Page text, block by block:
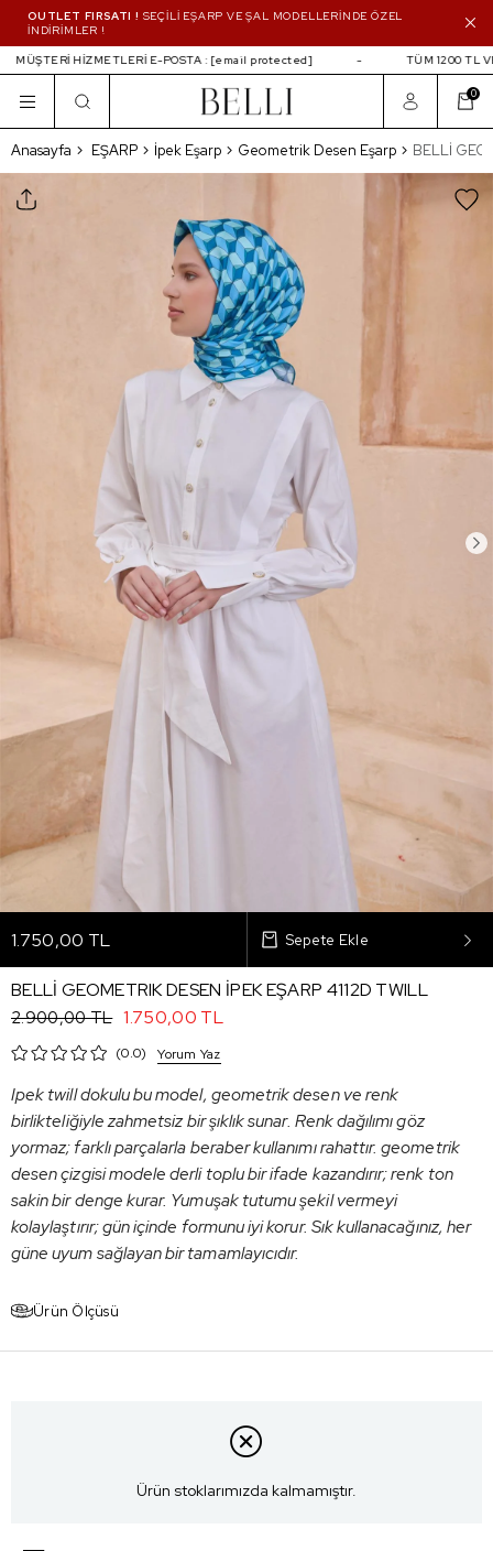
OUTLET FIRSATI ! SEÇİLİ EŞARP VE ŞAL MODELLERİNDE ÖZEL
İNDİRİMLER !
MÜŞTERİ HİZMETLERİ E-POSTA :[email protected] TÜM 1200 TL
0
BELLİ GEOMETRIK DESEN İPEK EŞARP
Anasayfa EŞARP İpek Eşarp Geometrik Desen Eşarp BELLİ
1.750,00 TL
BELLİ GEOMETRIK DESEN İPEK EŞARP 4112D TWILL
2.900,00 TL 1.750,00 TL
0.0 Yorum Yaz
Ipek twill dokulu bu model, geometrik desen ve renk
birlikteliğiyle zahmetsiz bir şıklık sunar. Renk dağılımı göz
yormaz; farklı parçalarla beraber kullanımı rahattır. geometrik
desen çizgisi modele derli toplu bir ifade kazandırır; renk ton
sakin bir denge kurar. Yumuşak tutumu şekil vermeyi
kolaylaştırır; gün içinde formunu iyi korur. Sık kullanacağınız, her
güne uyum sağlayan bir tamamlayıcıdır.
Ürün Ölçüsü
Ürün stoklarımızda kalmamıştır.